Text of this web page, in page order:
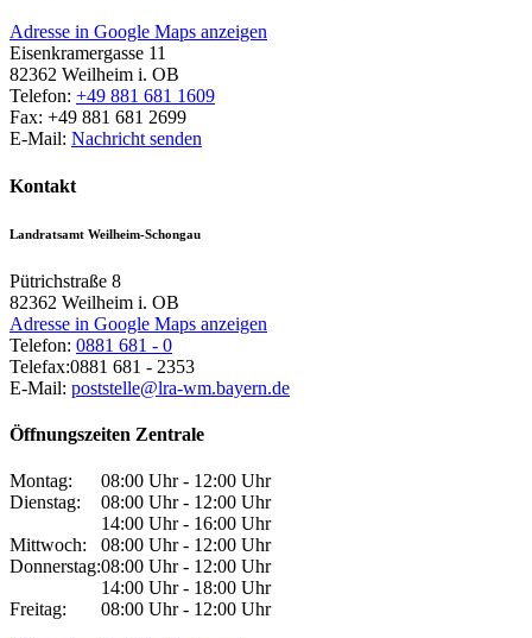
Adresse in Google Maps anzeigen
Eisenkramergasse 11
82362 Weilheim i. OB
Telefon: +49 881 681 1609
Fax: +49 881 681 2699
E-Mail: Nachricht senden
Kontakt
Landratsamt Weilheim-Schongau
Pütrichstraße 8
82362 Weilheim i. OB
Adresse in Google Maps anzeigen
Telefon: 0881 681 - 0
Telefax:0881 681 - 2353
E-Mail: poststelle@lra-wm.bayern.de
Öffnungszeiten Zentrale
Montag:
08:00 Uhr - 12:00 Uhr
Dienstag:
08:00 Uhr - 12:00 Uhr
14:00 Uhr - 16:00 Uhr
Mittwoch:
08:00 Uhr - 12:00 Uhr
Donnerstag:08:00 Uhr - 12:00 Uhr
14:00 Uhr - 18:00 Uhr
Freitag:
08:00 Uhr - 12:00 Uhr